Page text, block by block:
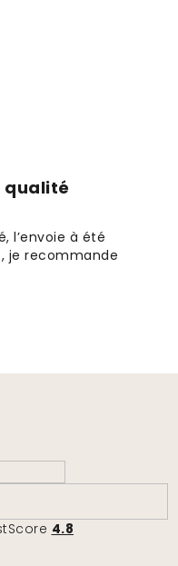
qualité
l’envoie à été
je recommande
4.8